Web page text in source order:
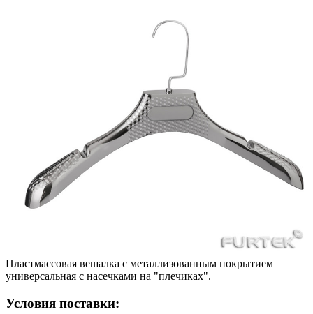
Пластмассовая вешалка с металлизованным покрытием
универсальная с насечками на "плечиках".
Условия поставки: